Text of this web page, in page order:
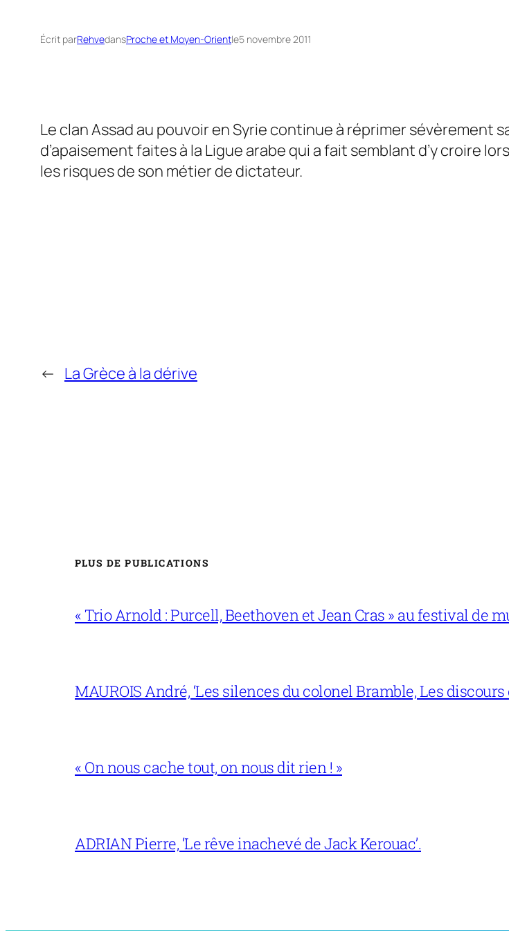
Écrit parRehvedansProche et Moyen-Orientle5 novembre 2011
Le clan Assad au pouvoir en Syrie continue à réprimer sévèrement
d’apaisement faites à la Ligue arabe qui a fait semblant d’y croire
les risques de son métier de dictateur.
← La Grèce à la dérive
PLUS DE PUBLICATIONS
« Trio Arnold : Purcell, Beethoven et Jean Cras » au festival de
MAUROIS André, ‘Les silences du colonel Bramble, Les discours
« On nous cache tout, on nous dit rien ! »
ADRIAN Pierre, ‘Le rêve inachevé de Jack Kerouac’.